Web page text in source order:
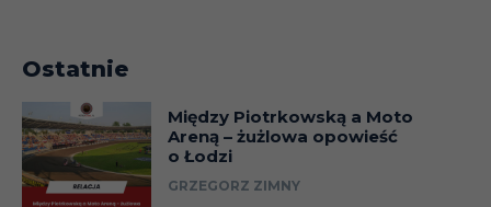
Ostatnie
Między Piotrkowską a Moto
Areną – żużlowa opowieść
o Łodzi
GRZEGORZ ZIMNY